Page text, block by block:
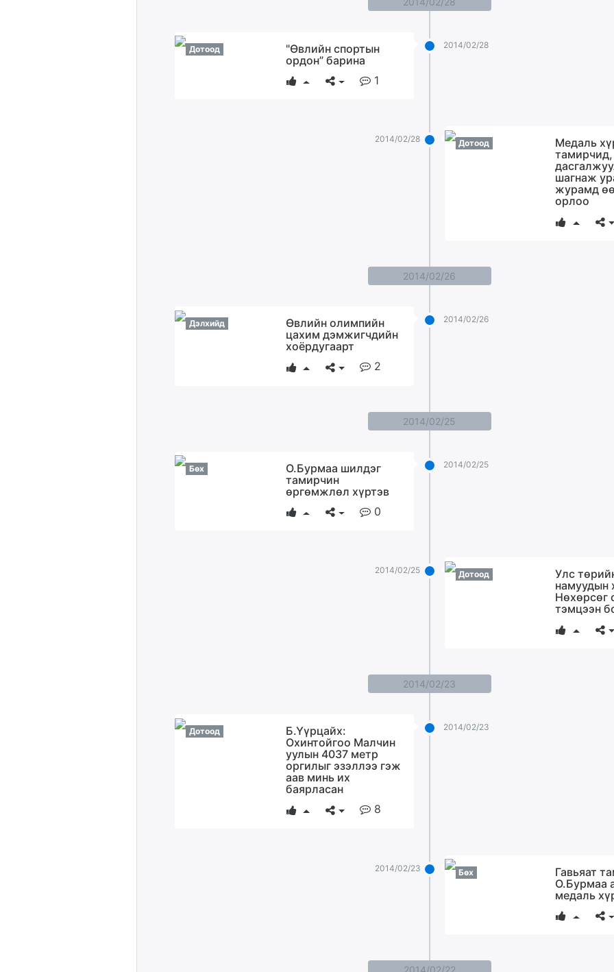
2014/02/28
Дотоод
"Өвлийн спортын
ордон” барина
1
2014/02/28 Дотоод
Медаль
тамирчид,
шагнаж
журамд
орлоо
2014/02/26
2014/02/26
Дэлхийд
Өвлийн олимпийн
цахим дэмжигчдийн
хоёрдугаарт
2
2014/02/25
2014/02/25
Бөх
О.Бурмаа шилдэг
тамирчин
өргөмжлөл хүртэв
0
2014/02/25 Дотоод
Улс
намуудын
Нөхөрсөг
тэмцээн
2014/02/23
2014/02/23
Дотоод
Б.Үүрцайх:
Охинтойгоо Малчин
уулын 4037 метр
оргилыг эзэллээ гэж
аав минь их
баярласан
8
2014/02/23 Бөх
Гавьяат
О.Бурмаа
медаль